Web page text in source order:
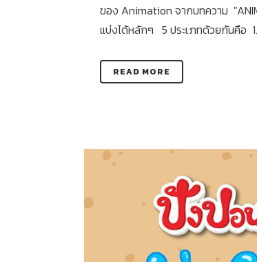
ของ Animation จากบทความ
แบ่งได้หลักๆ 5 ประเภทด้วยกันคือ
READ MORE